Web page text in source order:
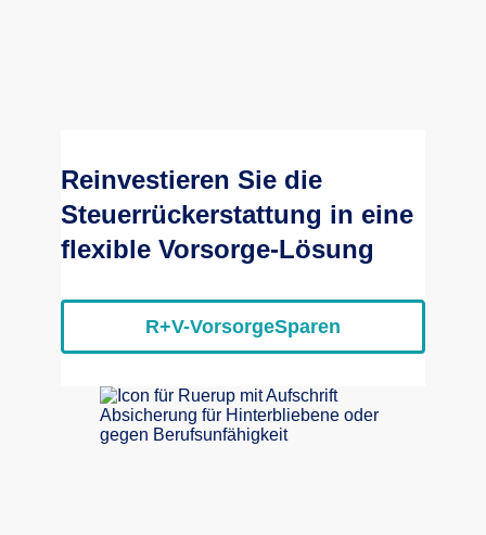
Reinvestieren Sie die
Steuerrückerstattung in eine
flexible Vorsorge-Lösung
R+V-VorsorgeSparen